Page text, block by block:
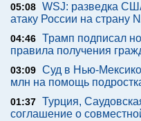
05:08 WSJ: разведка
атаку России на страну
04:46 Трамп подписал
правила получения
03:09 Суд в Нью-
млн на помощь
01:37 Турция,
соглашение о